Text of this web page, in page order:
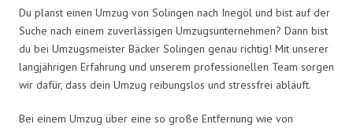
Du planst einen Umzug von Solingen nach Inegöl und bist auf der
Suche nach einem zuverlässigen Umzugsunternehmen? Dann bist
du bei Umzugsmeister Bäcker Solingen genau richtig! Mit unserer
langjährigen Erfahrung und unserem professionellen Team sorgen
wir dafür, dass dein Umzug reibungslos und stressfrei abläuft.
Bei einem Umzug über eine so große Entfernung wie von